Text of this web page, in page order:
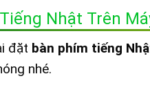
Nhật Trên
đặt bàn phím tiếng
nhé.